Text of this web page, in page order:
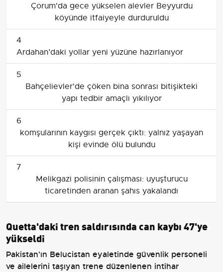
Çorum'da gece yükselen alevler Beyyurdu
köyünde itfaiyeyle durduruldu
4
Ardahan’daki yollar yeni yüzüne hazırlanıyor
5
Bahçelievler'de çöken bina sonrası bitişikteki
yapı tedbir amaçlı yıkılıyor
6
komşularının kaygısı gerçek çıktı: yalnız yaşayan
kişi evinde ölü bulundu
7
Melikgazi polisinin çalışması: uyuşturucu
ticaretinden aranan şahıs yakalandı
Quetta'daki tren saldırısında can kaybı 47'ye
yükseldi
Pakistan'ın Belucistan eyaletinde güvenlik personeli
ve ailelerini taşıyan trene düzenlenen intihar